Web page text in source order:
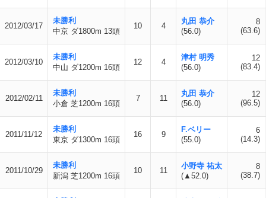
2012/03/17
未勝利
中京 ダ1800m 13頭
10 4
丸田 恭介
(56.0)
8
(63.6)
2012/03/10
未勝利
中山 ダ1200m 16頭
12 4
津村 明秀
(56.0)
12
(83.4)
2012/02/11
未勝利
小倉 芝1200m 16頭
7 11
丸田 恭介
(56.0)
12
(96.5)
2011/11/12
未勝利
東京 ダ1300m 16頭
16 9
F.ベリー
(55.0)
6
(14.3)
2011/10/29
未勝利
新潟 芝1200m 16頭
10 11
小野寺 祐太
(▲52.0)
8
(38.7)